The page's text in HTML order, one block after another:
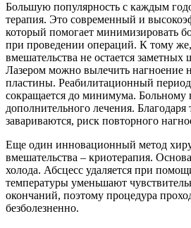
Большую популярность с каждым
терапия. Это современный и
который помогает минимизировать
при проведении операций. К тому же,
вмешательства не остается
Лазером можно вылечить нагноение
пластины. Реабилитационный
сокращается до минимума. Больному
дополнительного лечения. Благодаря
завариваются, риск повторного
Еще один инновационный метод
вмешательства – криотерапия.
холода. Абсцесс удаляется при
температуры уменьшают
окончаний, поэтому процедура
безболезненно.